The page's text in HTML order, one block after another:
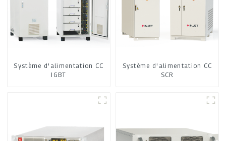
Système d'alimentation CC
IGBT
Système d'alimentation CC
SCR